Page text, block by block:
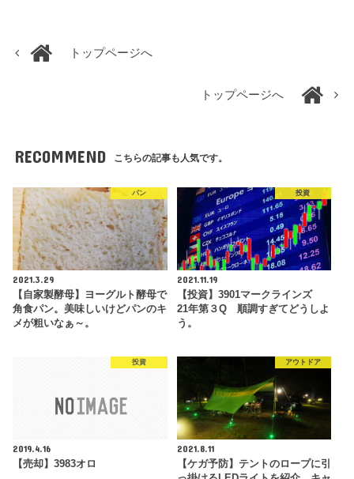
トップページへ
トップページへ
RECOMMEND こちらの記事も人気です。
パン
2021.3.29
【自家製酵母】ヨーグルト酵母で
角食パン。美味しいけどパンのキ
メが粗いなぁ～。
投資
2021.11.19
【投資】3901マークラインズ
21年第３Q 順調すぎてどうしよ
う。
投資
2019.4.16
【売却】3983オロ
アウトドア
2021.8.11
【ケガ予防】テントのロープに引